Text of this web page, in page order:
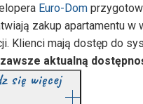
Euro-Dom
zakup apartamentu w
Klienci mają dostęp do
zawsze aktualną
się więcej